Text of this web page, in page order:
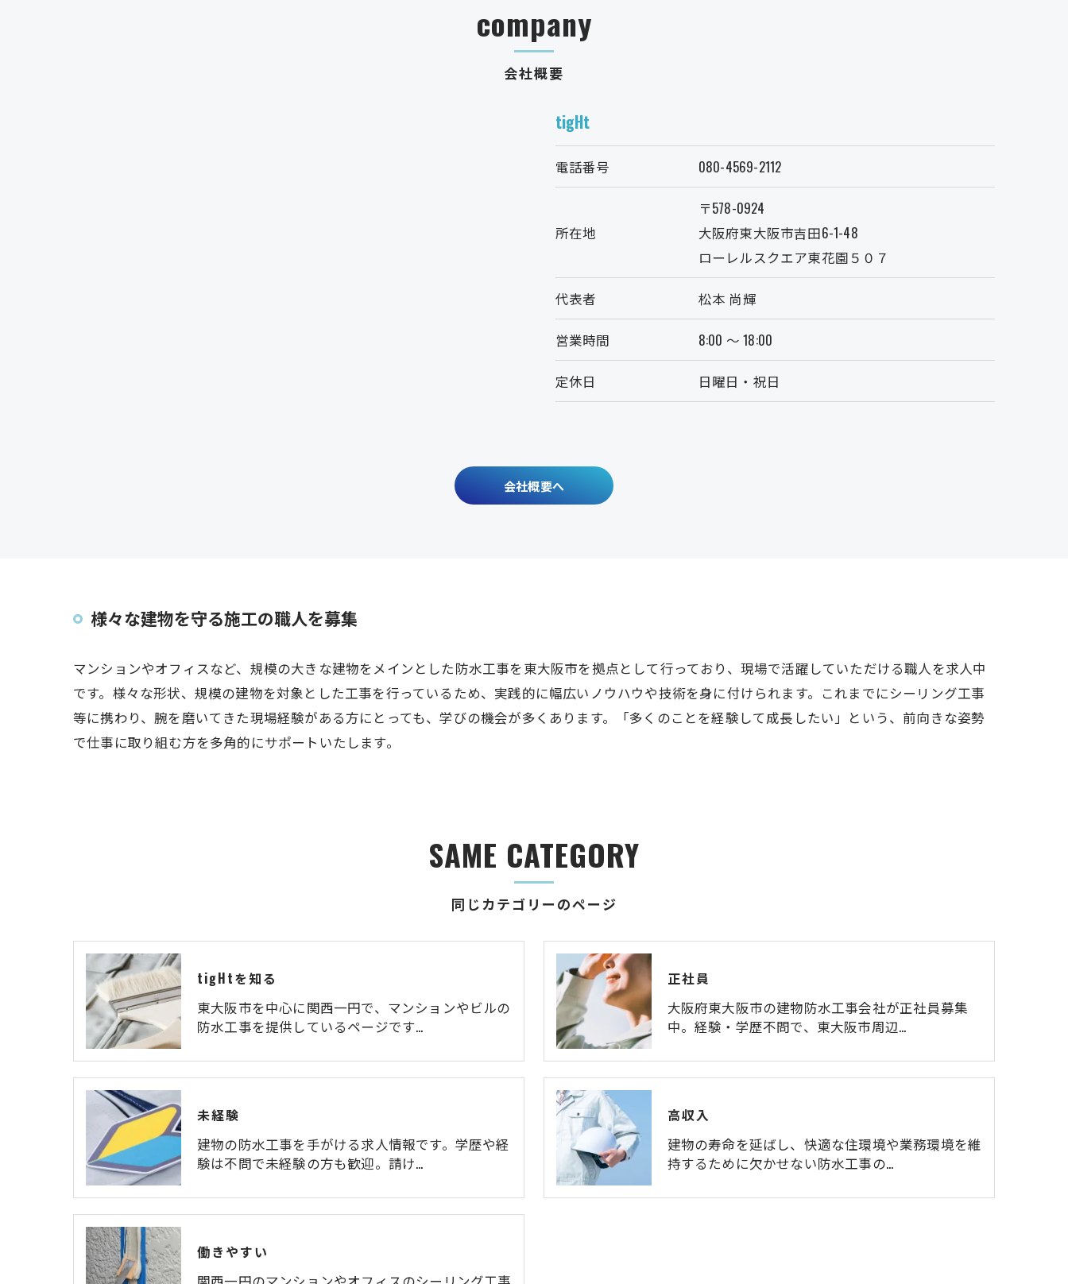
会社概要
company
tigHt
電話番号 080-4569-2112
所在地
〒578-0924
大阪府東大阪市吉田6-1-48
ローレルスクエア東花園５０７
代表者 松本 尚輝
営業時間 8:00 ～ 18:00
定休日 日曜日・祝日
会社概要へ
様々な建物を守る施工の職人を募集
マンションやオフィスなど、規模の大きな建物をメインとした防水工事を東大阪市を拠点として行っており、現場で活躍していただける職人を求人中
です。様々な形状、規模の建物を対象とした工事を行っているため、実践的に幅広いノウハウや技術を身に付けられます。これまでにシーリング工事
等に携わり、腕を磨いてきた現場経験がある方にとっても、学びの機会が多くあります。「多くのことを経験して成長したい」という、前向きな姿勢
で仕事に取り組む方を多角的にサポートいたします。
同じカテゴリーのページ
SAME CATEGORY
tigHtを知る
東大阪市を中心に関西一円で、マンションやビルの
防水工事を提供しているページです…
正社員
大阪府東大阪市の建物防水工事会社が正社員募集
中。経験・学歴不問で、東大阪市周辺…
未経験
建物の防水工事を手がける求人情報です。学歴や経
験は不問で未経験の方も歓迎。請け…
高収入
建物の寿命を延ばし、快適な住環境や業務環境を維
持するために欠かせない防水工事の…
働きやすい